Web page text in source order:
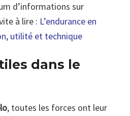
d’informations sur
à lire : L’endurance en
utilité et technique
dans le
, toutes les forces ont leur